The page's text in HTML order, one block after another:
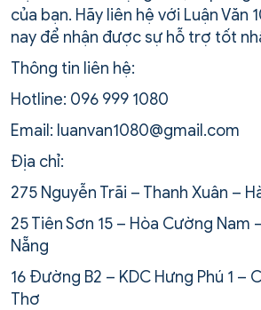
của bạn. Hãy liên hệ với Luận Văn
nay để nhận được sự hỗ trợ tốt
Thông tin liên hệ:
Hotline: 096 999 1080
Email: luanvan1080@gmail.com
Địa chỉ:
275 Nguyễn Trãi – Thanh Xuân –
25 Tiên Sơn 15 – Hòa Cường Nam
Nẵng
16 Đường B2 – KDC Hưng Phú 1 –
Thơ